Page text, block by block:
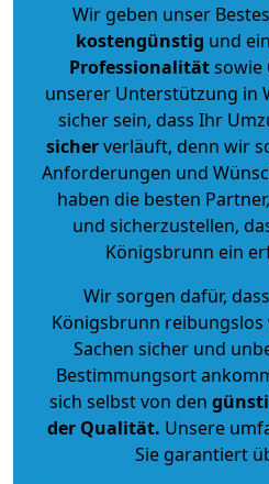
Wir geben unser
kostengünstig und
Professionalitätsowie
unserer Unterstützung in
sicher sein, dass Ihr
sicherverläuft, denn wir
Anforderungen und
haben die besten
und sicherzustellen,
Königsbrunn ein
Wir sorgen dafür,
Königsbrunn
Sachen sicher und
Bestimmungsort
sich selbst von den
der Qualität. Unsere
Sie garantiert